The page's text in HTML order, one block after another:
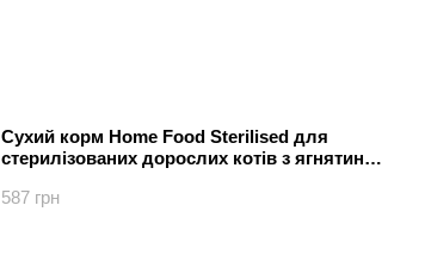
Сухий корм Home Food Sterilised для
стерилізованих дорослих котів з ягнятиной
587 грн